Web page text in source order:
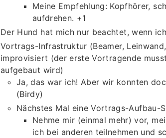
Meine Empfehlung: Kopfhörer,
aufdrehen. +1
Der Hund hat mich nur beachtet, wenn
Vortrags-Infrastruktur (Beamer,
improvisiert (der erste Vortragende
aufgebaut wird)
Ja, das war ich! Aber wir konnten
(Birdy)
Nächstes Mal eine Vortrags-Aufbau-
Nehme mir (einmal mehr) vor,
ich bei anderen teilnehmen und